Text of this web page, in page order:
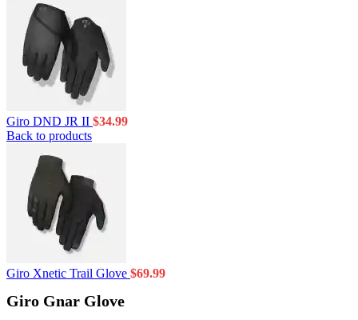
Giro DND JR II $34.99
Back to products
Giro Xnetic Trail Glove $69.99
Giro Gnar Glove